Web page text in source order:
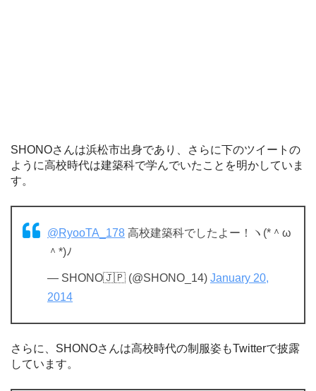
SHONOさんは浜松市出身であり、さらに下のツイートの
ように高校時代は建築科で学んでいたことを明かしていま
す。
@RyooTA_178 高校建築科でしたよー！ヽ(*＾ω
＾*)ﾉ
— SHONO🇯🇵 (@SHONO_14) January 20,
2014
さらに、SHONOさんは高校時代の制服姿もTwitterで披露
しています。